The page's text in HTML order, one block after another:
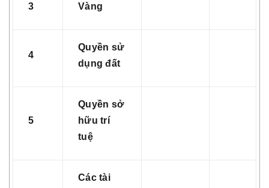
3 Vàng
4
Quyền sử
dụng đất
5
Quyền sở
hữu trí
tuệ
Các tài